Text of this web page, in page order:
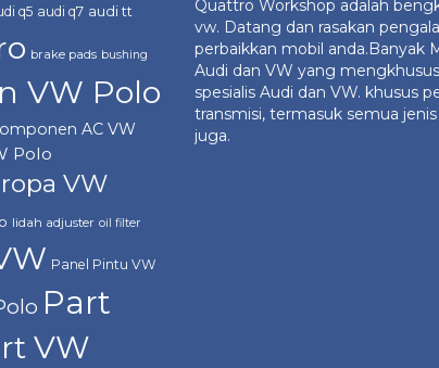
q5 audi q7 audi tt
brake pads bushing
VW Polo
AC VW
Polo
VW
lidah adjuster oil filter
Panel Pintu VW
Part
VW
Quattro Workshop adalah
vw. Datang dan rasakan
perbaikkan mobil anda.Banyak
Audi dan VW yang
spesialis Audi dan VW. khusus
transmisi, termasuk semua
juga.